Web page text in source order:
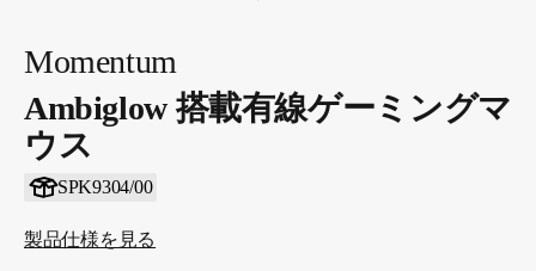
Momentum
Ambiglow 搭載有線ゲーミングマ
ウス
SPK9304/00
製品仕様を見る